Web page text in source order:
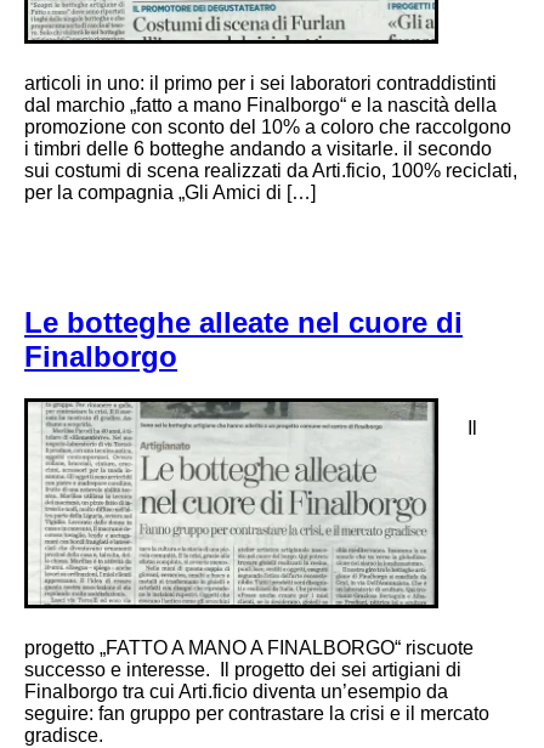
articoli in uno: il primo per i sei laboratori contraddistinti
dal marchio „fatto a mano Finalborgo“ e la nascità della
promozione con sconto del 10% a coloro che raccolgono
i timbri delle 6 botteghe andando a visitarle. il secondo
sui costumi di scena realizzati da Arti.ficio, 100% reciclati,
per la compagnia „Gli Amici di […]
Le botteghe alleate nel cuore di
Finalborgo
progetto „FATTO A MANO A FINALBORGO“ riscuote
successo e interesse. Il progetto dei sei artigiani di
Finalborgo tra cui Arti.ficio diventa un’esempio da
seguire: fan gruppo per contrastare la crisi e il mercato
gradisce.